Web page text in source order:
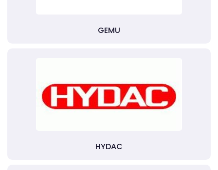
GEMU
HYDAC